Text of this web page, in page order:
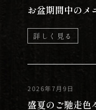
お盆期間中のメ
詳しく見る
2026年7月9日
盛夏のご馳走色